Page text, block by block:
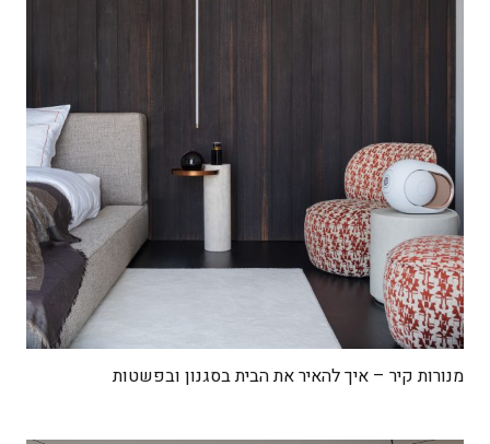
מנורות קיר – איך להאיר את הבית בסגנון ובפשטות